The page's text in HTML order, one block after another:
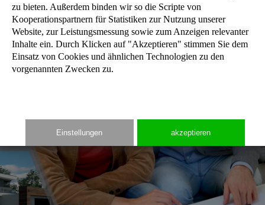
zu bieten. Außerdem binden wir so die Scripte von
Kooperationspartnern für Statistiken zur Nutzung unserer
Website, zur Leistungsmessung sowie zum Anzeigen relevanter
Inhalte ein. Durch Klicken auf "Akzeptieren" stimmen Sie dem
Einsatz von Cookies und ähnlichen Technologien zu den
vorgenannten Zwecken zu.
Einstellungen akzeptieren